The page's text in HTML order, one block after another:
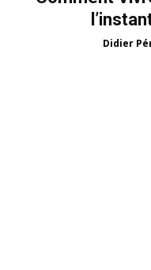
Didier